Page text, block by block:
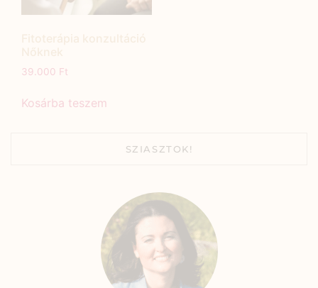
39.000 Ft
Kosárba teszem
SZIASZTOK!